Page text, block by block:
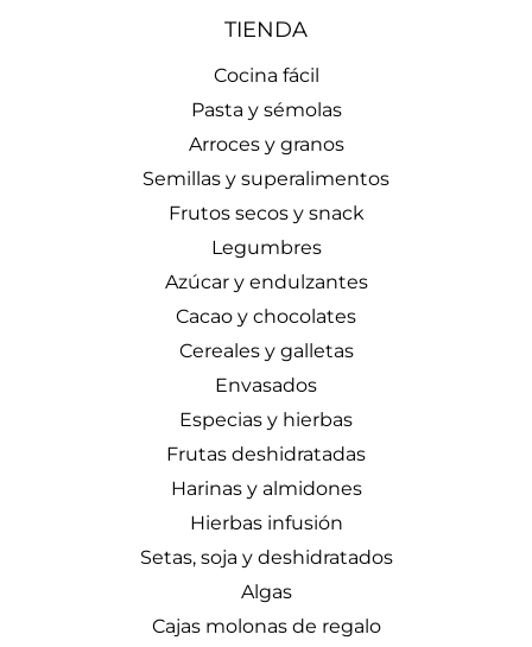
TIENDA
Cocina fácil
Pasta y sémolas
Arroces y granos
Semillas y superalimentos
Frutos secos y snack
Legumbres
Azúcar y endulzantes
Cacao y chocolates
Cereales y galletas
Envasados
Especias y hierbas
Frutas deshidratadas
Harinas y almidones
Hierbas infusión
Setas, soja y deshidratados
Algas
Cajas molonas de regalo